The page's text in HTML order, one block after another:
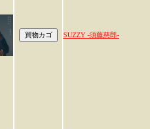
SUZZY -須藤慈郎-